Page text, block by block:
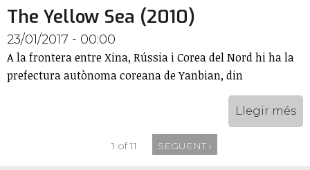
The Yellow Sea (2010)
23/01/2017 - 00:00
A la frontera entre Xina, Rússia i Corea del Nord hi ha la
prefectura autònoma coreana de Yanbian, din
Llegir més
1 of 11 SEGÜENT ›